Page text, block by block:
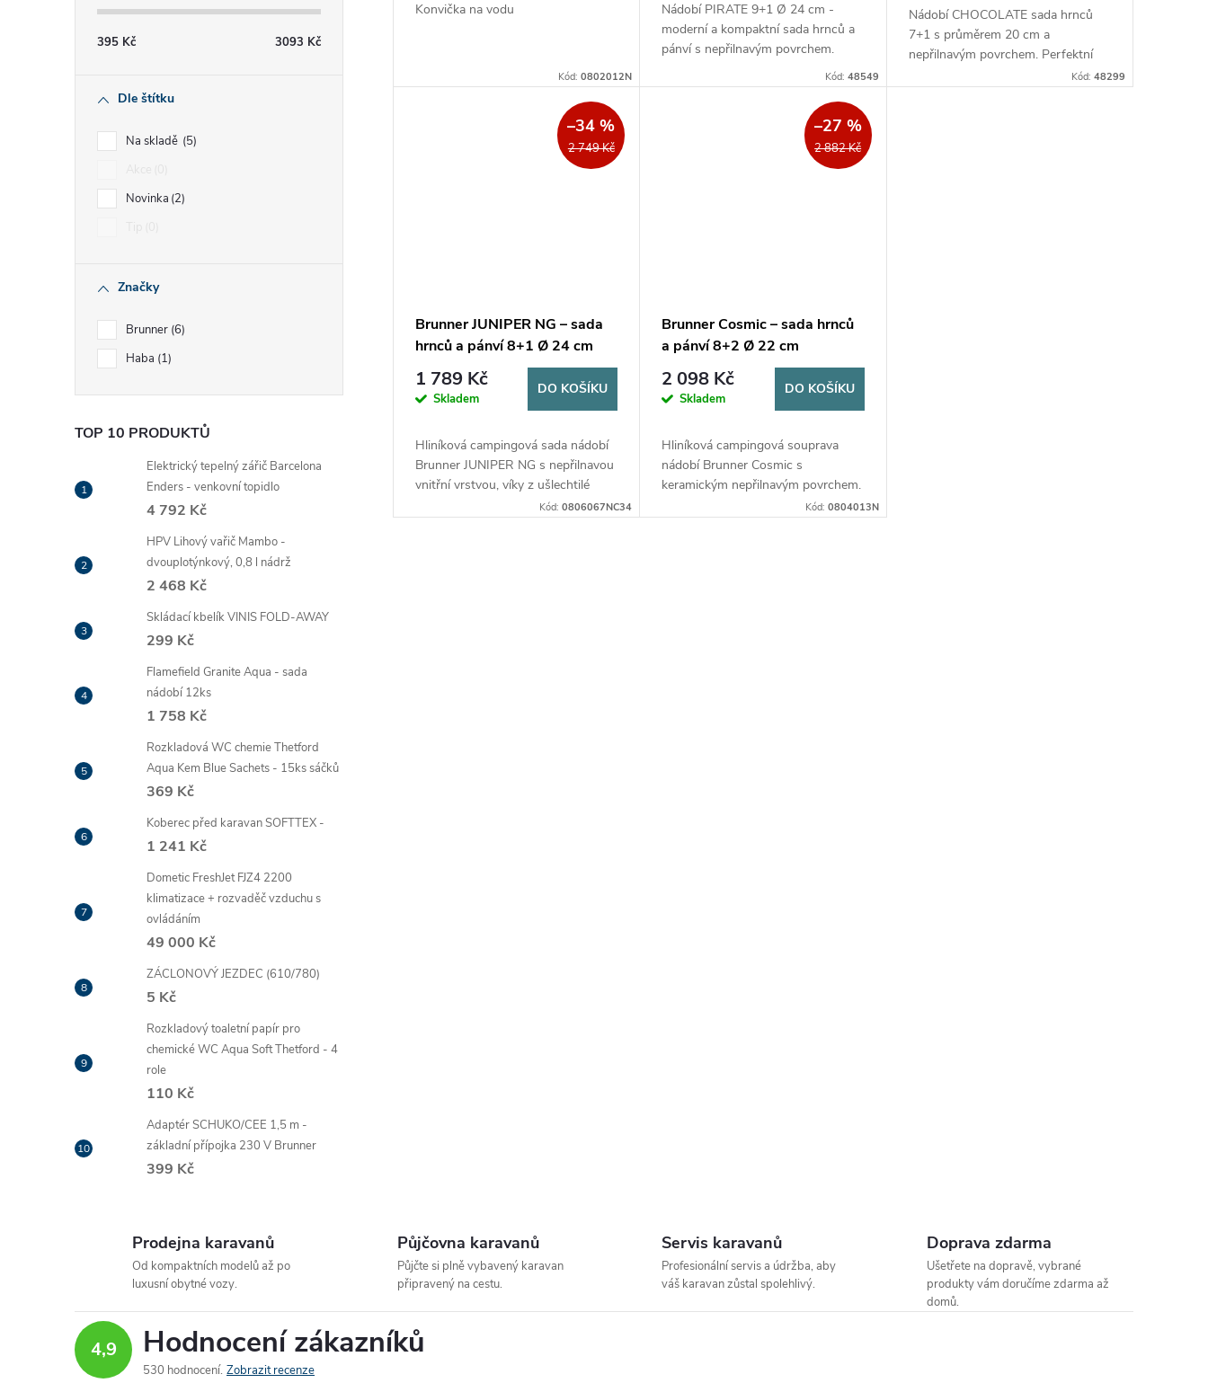
395 Kč 3093 Kč
Dle štítku
Na skladě 5
Novinka 2
Značky
Brunner 6
Haba 1
TOP 10 PRODUKTŮ
Elektrický tepelný zářič Barcelona
Enders - venkovní topidlo
4 792 Kč
HPV Lihový vařič Mambo -
dvouplotýnkový, 0,8 l nádrž
2 468 Kč
Skládací kbelík VINIS FOLD-AWAY
299 Kč
Flamefield Granite Aqua - sada
nádobí 12ks
1 758 Kč
Rozkladová WC chemie Thetford
Aqua Kem Blue Sachets - 15ks sáčků
369 Kč
Koberec před karavan SOFTTEX -
1 241 Kč
Dometic FreshJet FJZ4 2200
klimatizace + rozvaděč vzduchu s
ovládáním
49 000 Kč
ZÁCLONOVÝ JEZDEC (610/780)
5 Kč
Rozkladový toaletní papír pro
chemické WC Aqua Soft Thetford - 4
role
110 Kč
Adaptér SCHUKO/CEE 1,5 m -
základní přípojka 230 V Brunner
399 Kč
Konvička na vodu
Kód:0802012N
Nádobí PIRATE 9+1 Ø 24 cm -
moderní a kompaktní sada hrnců a
pánví s nepřilnavým povrchem.
Ideální pro každodenní vaření.Kód: 48549
Nádobí CHOCOLATE sada hrnců
7+1 s průměrem 20 cm a
nepřilnavým povrchem. Perfektní
Kód: 48299
2 749 Kč
–34 %
Brunner JUNIPER NG – sada
hrnců a pánví 8+1 Ø 24 cm
1 789 Kč
Skladem
DO KOŠÍKU
Hliníková campingová sada nádobí
Brunner JUNIPER NG s nepřilnavou
vnitřní vrstvou, víky z ušlechtilé
oceli a ergonomickými soft-touch
Kód:0806067NC34
2 882 Kč
–27 %
Brunner Cosmic – sada hrnců
a pánví 8+2 Ø 22 cm
2 098 Kč
Skladem
DO KOŠÍKU
Hliníková campingová souprava
nádobí Brunner Cosmic s
keramickým nepřilnavým povrchem.
Sada 8+2 kusů s průměrem Ø 22
Kód: 0804013N
u
Prodejna karavanů
Od kompaktních modelů až po
luxusní obytné vozy.
Půjčovna karavanů
Půjčte si plně vybavený karavan
připravený na cestu.
Servis karavanů
Profesionální servis a údržba, aby
váš karavan zůstal spolehlivý.
Doprava zdarma
Ušetřete na dopravě, vybrané
produkty vám doručíme zdarma až
domů.
4,9 Hodnocení zákazníků
530 hodnocení Zobrazit recenze